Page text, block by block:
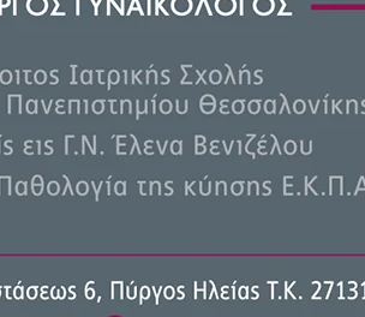
και ηλικίας
ένα
που
και
δυστυχώς,